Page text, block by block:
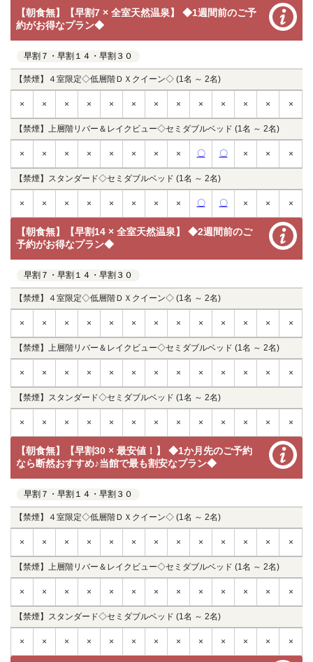
【朝食無】【早割7 × 全室天然温泉】 ◆1週間前のご予
約がお得なプラン◆
早割７・早割１４・早割３０
【禁煙】４室限定◇低層階ＤＸクイーン◇ (1名 ～ 2名)
× × × × × × × × × × × × ×
【禁煙】上層階リバー＆レイクビュー◇セミダブルベッド (1名 ～ 2名)
× × × × × × × × 〇 〇 × × ×
【禁煙】スタンダード◇セミダブルベッド (1名 ～ 2名)
× × × × × × × × 〇 〇 × × ×
【朝食無】【早割14 × 全室天然温泉】 ◆2週間前のご
予約がお得なプラン◆
早割７・早割１４・早割３０
【禁煙】４室限定◇低層階ＤＸクイーン◇ (1名 ～ 2名)
× × × × × × × × × × × × ×
【禁煙】上層階リバー＆レイクビュー◇セミダブルベッド (1名 ～ 2名)
× × × × × × × × × × × × ×
【禁煙】スタンダード◇セミダブルベッド (1名 ～ 2名)
× × × × × × × × × × × × ×
【朝食無】【早割30 × 最安値！】 ◆1か月先のご予約
なら断然おすすめ♪当館で最も割安なプラン◆
早割７・早割１４・早割３０
【禁煙】４室限定◇低層階ＤＸクイーン◇ (1名 ～ 2名)
× × × × × × × × × × × × ×
【禁煙】上層階リバー＆レイクビュー◇セミダブルベッド (1名 ～ 2名)
× × × × × × × × × × × × ×
【禁煙】スタンダード◇セミダブルベッド (1名 ～ 2名)
× × × × × × × × × × × × ×